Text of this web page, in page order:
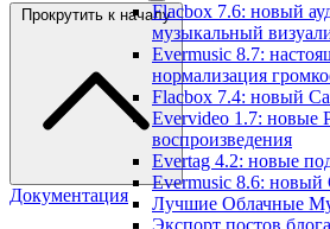
Flacbox 7.6: новый
музыкальный
Evermusic 8.7:
нормализация
Flacbox 7.4: новый
Evervideo 1.7: новые
воспроизведения
Evertag 4.2: новые
Evermusic 8.6: новый
Лучшие Облачные
Экспорт постов
Прокрутить к началу
Документация